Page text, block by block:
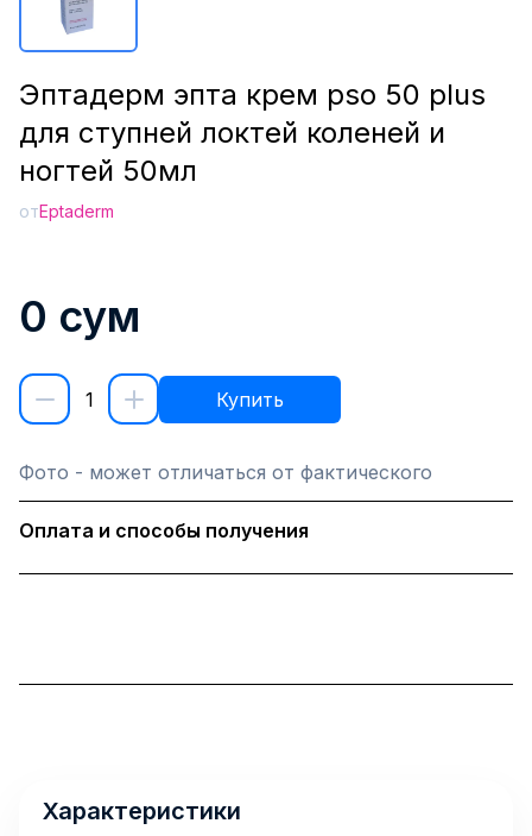
Эптадерм эпта крем pso 50 plus
для ступней локтей коленей и
ногтей 50мл
отEptaderm
0 сум
1 Купить
Фото - может отличаться от фактического
Оплата и способы получения
Характеристики